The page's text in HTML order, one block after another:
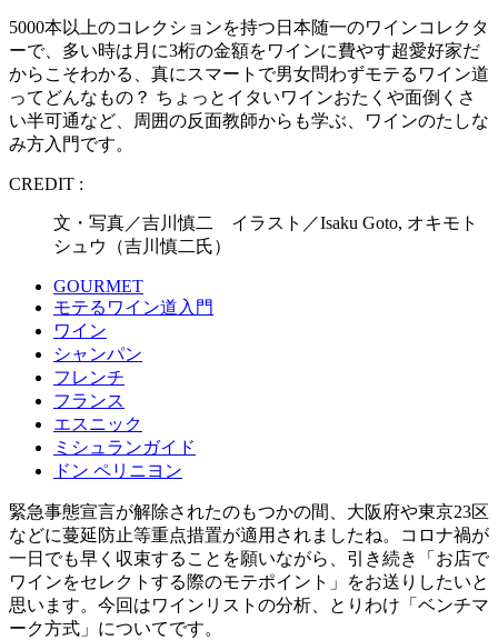
5000本以上のコレクションを持つ日本随一のワインコレクタ
ーで、多い時は月に3桁の金額をワインに費やす超愛好家だ
からこそわかる、真にスマートで男女問わずモテるワイン道
ってどんなもの？ ちょっとイタいワインおたくや面倒くさ
い半可通など、周囲の反面教師からも学ぶ、ワインのたしな
み方入門です。
CREDIT :
文・写真／吉川慎二 イラスト／Isaku Goto, オキモト
シュウ（吉川慎二氏）
GOURMET
モテるワイン道入門
ワイン
シャンパン
フレンチ
フランス
エスニック
ミシュランガイド
ドン ペリニヨン
緊急事態宣言が解除されたのもつかの間、大阪府や東京23区
などに蔓延防止等重点措置が適用されましたね。コロナ禍が
一日でも早く収束することを願いながら、引き続き「お店で
ワインをセレクトする際のモテポイント」をお送りしたいと
思います。今回はワインリストの分析、とりわけ「ベンチマ
ーク方式」についてです。